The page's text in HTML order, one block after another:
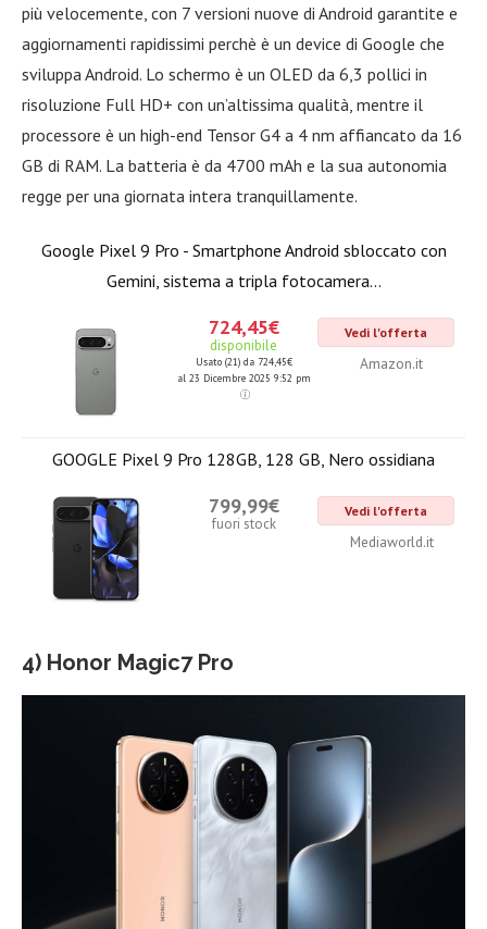
più velocemente, con 7 versioni nuove di Android garantite e
aggiornamenti rapidissimi perchè è un device di Google che
sviluppa Android. Lo schermo è un OLED da 6,3 pollici in
risoluzione Full HD+ con un’altissima qualità, mentre il
processore è un high-end Tensor G4 a 4 nm affiancato da 16
GB di RAM. La batteria è da 4700 mAh e la sua autonomia
regge per una giornata intera tranquillamente.
Google Pixel 9 Pro - Smartphone Android sbloccato con
Gemini, sistema a tripla fotocamera...
724,45€
disponibile
Usato (21) da 724,45€
al 23 Dicembre 2025 9:52 pm
Vedi l'offerta
Amazon.it
GOOGLE Pixel 9 Pro 128GB, 128 GB, Nero ossidiana
799,99€
fuori stock
Vedi l'offerta
Mediaworld.it
4) Honor Magic7 Pro